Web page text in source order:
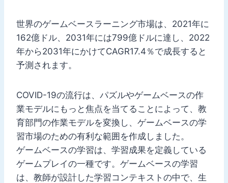
世界のゲームベースラーニング市場は、2021年に
162億ドル、2031年には799億ドルに達し、2022
年から2031年にかけてCAGR17.4％で成長すると
予測されます。
COVID-19の流行は、パズルやゲームベースの作
業モデルにもっと焦点を当てることによって、教
育部門の作業モデルを変換し、ゲームベースの学
習市場のための有利な範囲を作成しました。
ゲームベースの学習は、学習成果を定義している
ゲームプレイの一種です。ゲームベースの学習
は、教師が設計した学習コンテキストの中で、生